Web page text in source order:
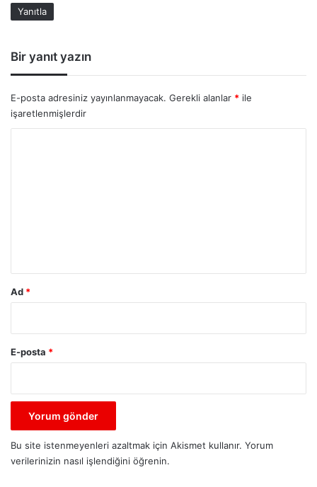
Yanıtla
Bir yanıt yazın
E-posta adresiniz yayınlanmayacak. Gerekli alanlar * ile
işaretlenmişlerdir
Ad *
E-posta *
Bu site istenmeyenleri azaltmak için Akismet kullanır. Yorum
verilerinizin nasıl işlendiğini öğrenin.